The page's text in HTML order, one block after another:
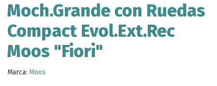
Moch.Grande con Ruedas
Compact Evol.Ext.Rec
Moos "Fiori"
Marca: Moos